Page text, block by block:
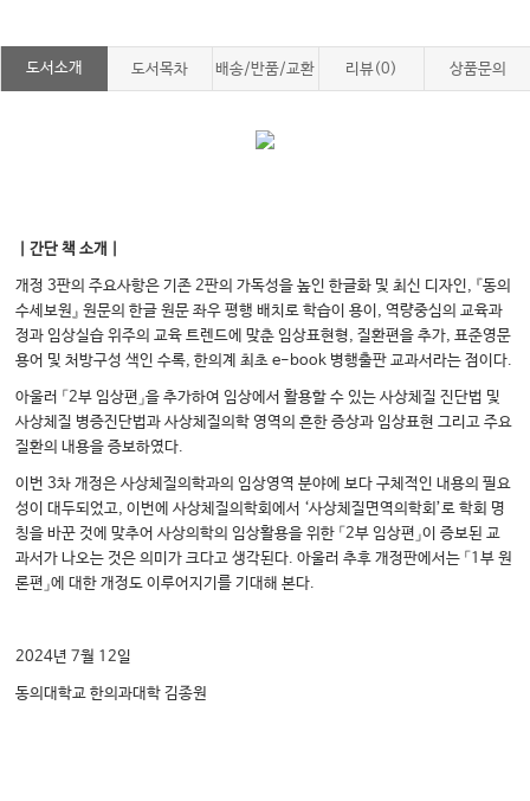
도서소개 도서목차 배송/반품/교환 리뷰(0) 상품문의
｜간단 책 소개｜
개정 3판의 주요사항은 기존 2판의 가독성을 높인 한글화 및 최신 디자인, 『동의
수세보원』 원문의 한글 원문 좌우 평행 배치로 학습이 용이, 역량중심의 교육과
정과 임상실습 위주의 교육 트렌드에 맞춘 임상표현형, 질환편을 추가, 표준영문
용어 및 처방구성 색인 수록, 한의계 최초 e-book 병행출판 교과서라는 점이다.
아울러 「2부 임상편」을 추가하여 임상에서 활용할 수 있는 사상체질 진단법 및
사상체질 병증진단법과 사상체질의학 영역의 흔한 증상과 임상표현 그리고 주요
질환의 내용을 증보하였다.
이번 3차 개정은 사상체질의학과의 임상영역 분야에 보다 구체적인 내용의 필요
성이 대두되었고, 이번에 사상체질의학회에서 ‘사상체질면역의학회’로 학회 명
칭을 바꾼 것에 맞추어 사상의학의 임상활용을 위한 「2부 임상편」이 증보된 교
과서가 나오는 것은 의미가 크다고 생각된다. 아울러 추후 개정판에서는 「1부 원
론편」에 대한 개정도 이루어지기를 기대해 본다.
2024년 7월 12일
동의대학교 한의과대학 김종원